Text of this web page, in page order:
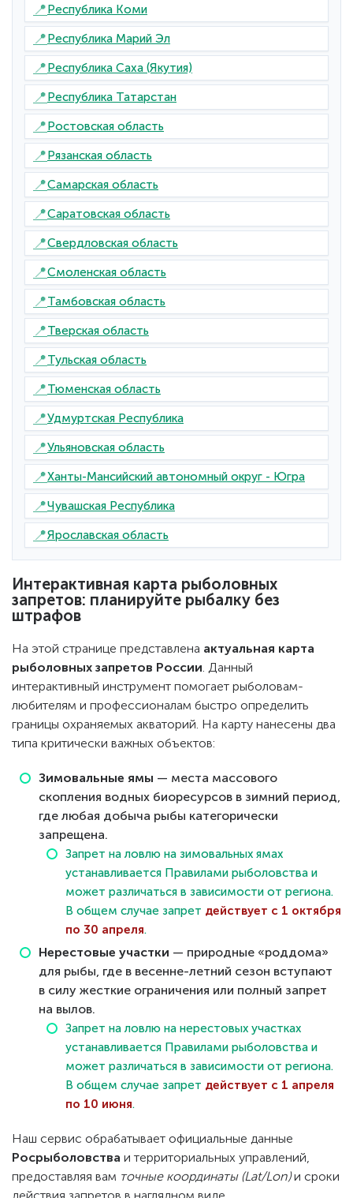
📍Республика Коми
📍Республика Марий Эл
📍Республика Саха (Якутия)
📍Республика Татарстан
📍Ростовская область
📍Рязанская область
📍Самарская область
📍Саратовская область
📍Свердловская область
📍Смоленская область
📍Тамбовская область
📍Тверская область
📍Тульская область
📍Тюменская область
📍Удмуртская Республика
📍Ульяновская область
📍Ханты-Мансийский автономный округ - Югра
📍Чувашская Республика
📍Ярославская область
Интерактивная карта рыболовных
запретов: планируйте рыбалку без
штрафов
На этой странице представлена актуальная карта
рыболовных запретов России. Данный
интерактивный инструмент помогает рыболовам-
любителям и профессионалам быстро определить
границы охраняемых акваторий. На карту нанесены два
типа критически важных объектов:
Зимовальные ямы — места массового
скопления водных биоресурсов в зимний период,
где любая добыча рыбы категорически
запрещена.
Запрет на ловлю на зимовальных ямах
устанавливается Правилами рыболовства и
может различаться в зависимости от региона.
В общем случае запрет действует с 1 октября
по 30 апреля.
Нерестовые участки — природные «роддома»
для рыбы, где в весенне-летний сезон вступают
в силу жесткие ограничения или полный запрет
на вылов.
Запрет на ловлю на нерестовых участках
устанавливается Правилами рыболовства и
может различаться в зависимости от региона.
В общем случае запрет действует с 1 апреля
по 10 июня.
Наш сервис обрабатывает официальные данные
Росрыболовства и территориальных управлений,
предоставляя вам точные координаты (Lat/Lon)и сроки